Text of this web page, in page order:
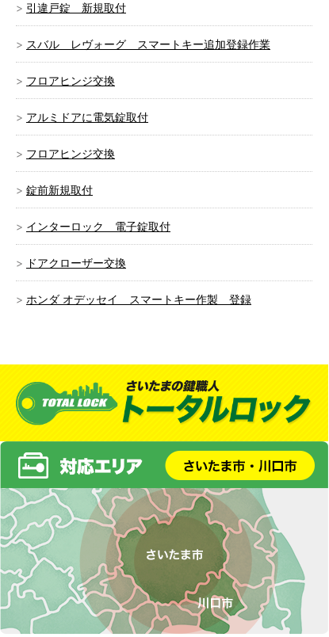
引違戸錠 新規取付
スバル レヴォーグ スマートキー追加登録作業
フロアヒンジ交換
アルミドアに電気錠取付
フロアヒンジ交換
錠前新規取付
インターロック 電子錠取付
ドアクローザー交換
ホンダ オデッセイ スマートキー作製 登録